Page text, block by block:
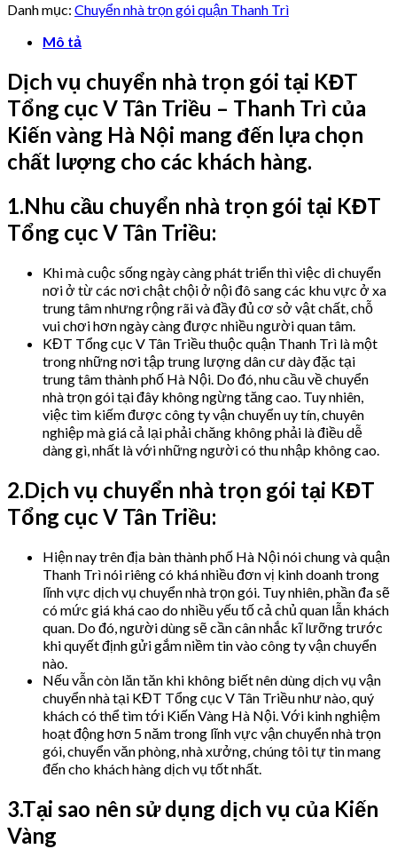
Danh mục: Chuyển nhà trọn gói quận Thanh Trì
Mô tả
Dịch vụ chuyển nhà trọn gói tại KĐT
Tổng cục V Tân Triều – Thanh Trì của
Kiến vàng Hà Nội mang đến lựa chọn
chất lượng cho các khách hàng.
1.Nhu cầu chuyển nhà trọn gói tại KĐT
Tổng cục V Tân Triều:
Khi mà cuộc sống ngày càng phát triển thì việc di chuyển
nơi ở từ các nơi chật chội ở nội đô sang các khu vực ở xa
trung tâm nhưng rộng rãi và đầy đủ cơ sở vật chất, chỗ
vui chơi hơn ngày càng được nhiều người quan tâm.
KĐT Tổng cục V Tân Triều thuộc quận Thanh Trì là một
trong những nơi tập trung lượng dân cư dày đặc tại
trung tâm thành phố Hà Nội. Do đó, nhu cầu về chuyển
nhà trọn gói tại đây không ngừng tăng cao. Tuy nhiên,
việc tìm kiếm được công ty vận chuyển uy tín, chuyên
nghiệp mà giá cả lại phải chăng không phải là điều dễ
dàng gì, nhất là với những người có thu nhập không cao.
2.Dịch vụ chuyển nhà trọn gói tại KĐT
Tổng cục V Tân Triều:
Hiện nay trên địa bàn thành phố Hà Nội nói chung và quận
Thanh Trì nói riêng có khá nhiều đơn vị kinh doanh trong
lĩnh vực dịch vụ chuyển nhà trọn gói. Tuy nhiên, phần đa sẽ
có mức giá khá cao do nhiều yếu tố cả chủ quan lẫn khách
quan. Do đó, người dùng sẽ cần cân nhắc kĩ lưỡng trước
khi quyết định gửi gắm niềm tin vào công ty vận chuyển
nào.
Nếu vẫn còn lăn tăn khi không biết nên dùng dịch vụ vận
chuyển nhà tại KĐT Tổng cục V Tân Triều như nào, quý
khách có thể tìm tới Kiến Vàng Hà Nội. Với kinh nghiệm
hoạt động hơn 5 năm trong lĩnh vực vận chuyển nhà trọn
gói, chuyển văn phòng, nhà xưởng, chúng tôi tự tin mang
đến cho khách hàng dịch vụ tốt nhất.
3.Tại sao nên sử dụng dịch vụ của Kiến
Vàng